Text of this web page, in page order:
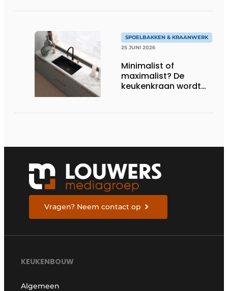
SPOELBAKKEN & KRAANWERK
25 JUNI 2026
Minimalist of
maximalist? De
keukenkraan wordt
Vragen? Neem contact op
KEUKENBOUW
Algemeen